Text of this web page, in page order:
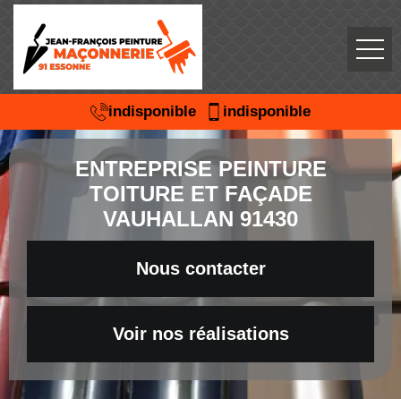
indisponible indisponible
ENTREPRISE PEINTURE
TOITURE ET FAÇADE
VAUHALLAN 91430
Nous contacter
Voir nos réalisations